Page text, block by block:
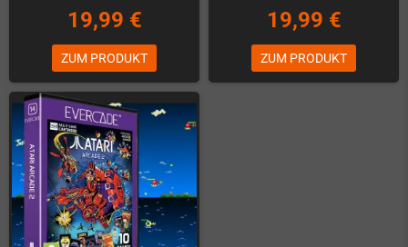
19,99 €
ZUM PRODUKT
19,99 €
ZUM PRODUKT